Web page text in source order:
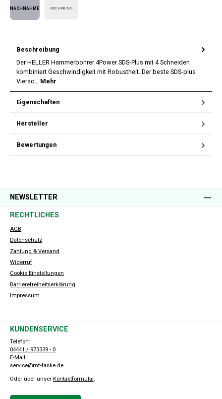
RECHNUNG
Beschreibung
Der HELLER Hammerbohrer 4Power SDS-Plus mit 4 Schneiden
kombiniert Geschwindigkeit mit Robustheit. Der beste SDS-plus
Viersc… Mehr
Eigenschaften
Hersteller
Bewertungen
NEWSLETTER
RECHTLICHES
AGB
Datenschutz
Zahlung & Versand
Widerruf
Cookie Einstellungen
Barrierefreiheitserklärung
Impressum
KUNDENSERVICE
Telefon:
04441 / 973339 - 0
E-Mail:
service@mf-faske.de
Oder über unser Kontaktformular.